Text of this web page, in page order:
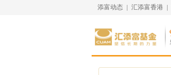
添富动态 | 汇添富香港 |